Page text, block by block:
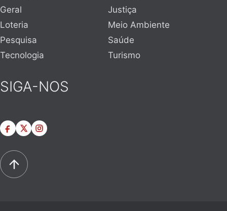
Geral
Justiça
Loteria
Meio Ambiente
Pesquisa
Saúde
Tecnologia
Turismo
SIGA-NOS